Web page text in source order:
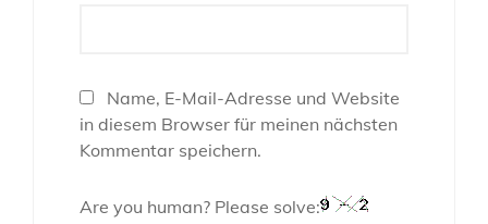
Name, E-Mail-Adresse und Website
in diesem Browser für meinen nächsten
Kommentar speichern.
Are you human? Please solve: